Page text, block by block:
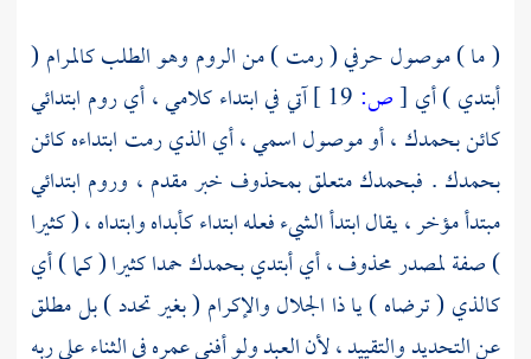
( ما ) موصول حرفي ( رمت ) من الروم وهو الطلب كالمرام (
أبتدي ) أي [ص:
آتي في ابتداء كلامي ، أي روم ابتدائي
كائن بحمدك ، أو موصول اسمي ، أي الذي رمت ابتداءه كائن
بحمدك . فبحمدك متعلق بمحذوف خبر مقدم ، وروم ابتدائي
مبتدأ مؤخر ، يقال ابتدأ الشيء فعله ابتداء كأبداه وابتداه ، ( كثيرا
) صفة لمصدر محذوف ، أي أبتدي بحمدك حمدا كثيرا ( كما ) أي
كالذي ( ترضاه ) يا ذا الجلال والإكرام ( بغير تحدد ) بل مطلق
عن التحديد والتقييد ، لأن العبد ولو أفنى عمره في الثناء على ربه